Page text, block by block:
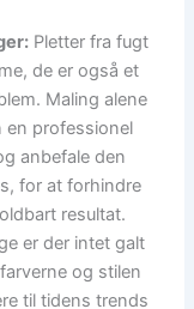
Pletter fra fugt
de er også et
Maling alene
en professionel
anbefale den
for at forhindre
resultat.
er der intet galt
og stilen
til tidens trends